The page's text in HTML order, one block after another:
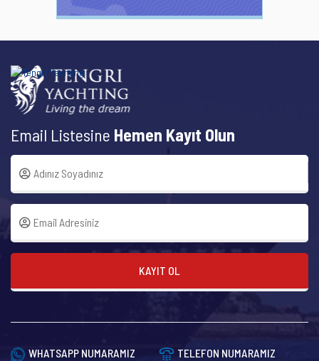
Email Listesine Hemen Kayıt Olun
KAYIT OL
WHATSAPP NUMARAMIZ TELEFON NUMARAMIZ